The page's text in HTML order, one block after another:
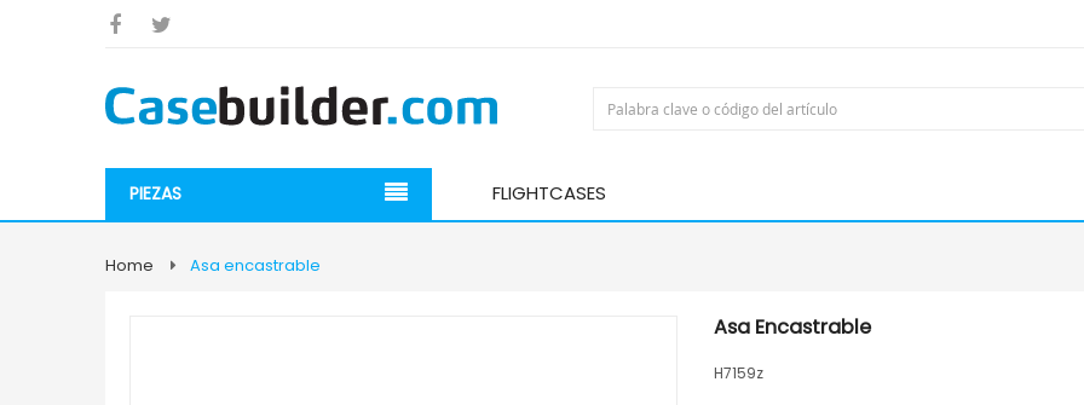
PIEZAS FLIGHTCASES
Home Asa encastrable
Asa Encastrable
H7159z